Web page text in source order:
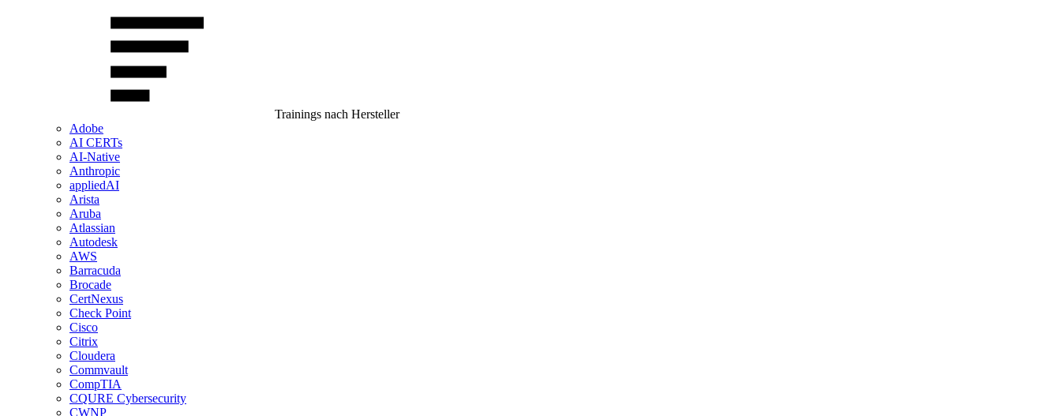
Trainings nach Hersteller
Adobe
AI CERTs
AI-Native
Anthropic
appliedAI
Arista
Aruba
Atlassian
Autodesk
AWS
Barracuda
Brocade
CertNexus
Check Point
Cisco
Citrix
Cloudera
Commvault
CompTIA
CQURE Cybersecurity
CWNP